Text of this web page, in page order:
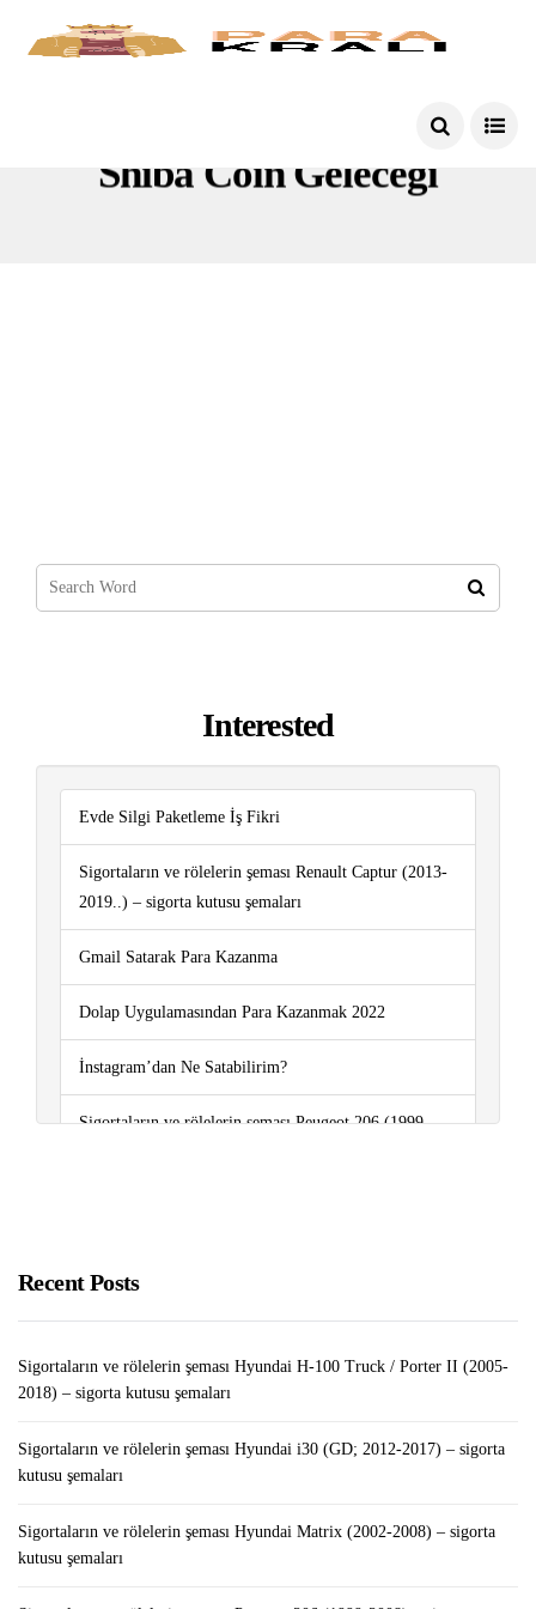
Shiba Coin Geleceği
Interested
Evde Silgi Paketleme İş Fikri
Sigortaların ve rölelerin şeması Renault Captur (2013-
2019..) – sigorta kutusu şemaları
Gmail Satarak Para Kazanma
Dolap Uygulamasından Para Kazanmak 2022
İnstagram’dan Ne Satabilirim?
Sigortaların ve rölelerin şeması Peugeot 206 (1999-
Recent Posts
Sigortaların ve rölelerin şeması Hyundai H-100 Truck / Porter II (2005-
2018) – sigorta kutusu şemaları
Sigortaların ve rölelerin şeması Hyundai i30 (GD; 2012-2017) – sigorta
kutusu şemaları
Sigortaların ve rölelerin şeması Hyundai Matrix (2002-2008) – sigorta
kutusu şemaları